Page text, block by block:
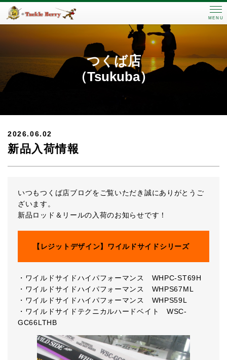
MENU
つくば店
（Tsukuba）
2026.06.02
新品入荷情報
いつもつくば店ブログをご覧いただき誠にありがとうご
ざいます。
新品ロッド＆リールの入荷のお知らせです！
【レジットデザイン】ワイルドサイドシリーズ
・ワイルドサイドハイパフォーマンス WHPC-ST69H
・ワイルドサイドハイパフォーマンス WHPS67ML
・ワイルドサイドハイパフォーマンス WHPS59L
・ワイルドサイドテクニカルハードベイト WSC-
GC66LTHB